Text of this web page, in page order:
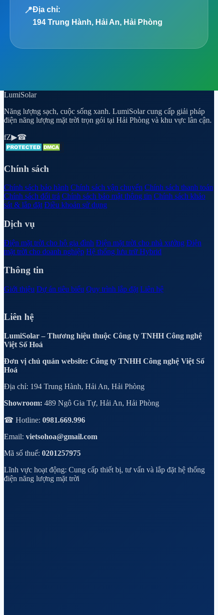
📍Địa chỉ:
194 Trung Hành, Hải An, Hải Phòng
LumiSolar
Năng lượng sạch, cuộc sống xanh. LumiSolar cung cấp giải pháp
điện năng lượng mặt trời trọn gói tại Hải Phòng và khu vực lân cận.
fZ▶☎
Chính sách
Chính sách bảo hành Chính sách vận chuyển Chính sách thanh toán
Chính sách đổi trả Chính sách bảo mật thông tin Chính sách khảo
sát & lắp đặt Điều khoản sử dụng
Dịch vụ
Điện mặt trời cho hộ gia đình Điện mặt trời cho nhà xưởng Điện
mặt trời cho doanh nghiệp Hệ thống lưu trữ Hybrid
Thông tin
Giới thiệu Dự án tiêu biểu Quy trình lắp đặt Liên hệ
Liên hệ
LumiSolar – Thương hiệu thuộc Công ty TNHH Công nghệ
Việt Số Hoá
Đơn vị chủ quản website: Công ty TNHH Công nghệ Việt Số
Hoá
Địa chỉ: 194 Trung Hành, Hải An, Hải Phòng
Showroom: 489 Ngô Gia Tự, Hải An, Hải Phòng
☎ Hotline: 0981.669.996
Email: vietsohoa@gmail.com
Mã số thuế: 0201257975
Lĩnh vực hoạt động: Cung cấp thiết bị, tư vấn và lắp đặt hệ thống
điện năng lượng mặt trời